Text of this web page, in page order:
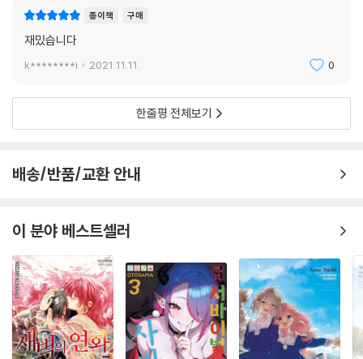
종이책 구매
재밌습니다
k********i 2021.11.11. 0
한줄평 전체보기
배송/반품/교환 안내
이 분야 베스트셀러